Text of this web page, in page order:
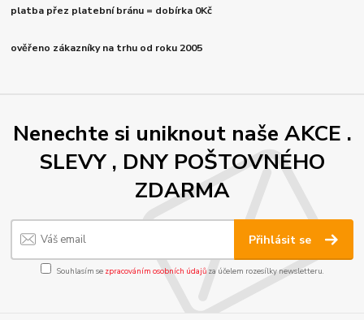
platba přez platební bránu = dobírka 0Kč
ověřeno zákazníky na trhu od roku 2005
Nenechte si uniknout naše AKCE .
SLEVY , DNY POŠTOVNÉHO
ZDARMA
Přihlásit se
Souhlasím se zpracováním osobních údajůza účelem rozesílky newsletteru.